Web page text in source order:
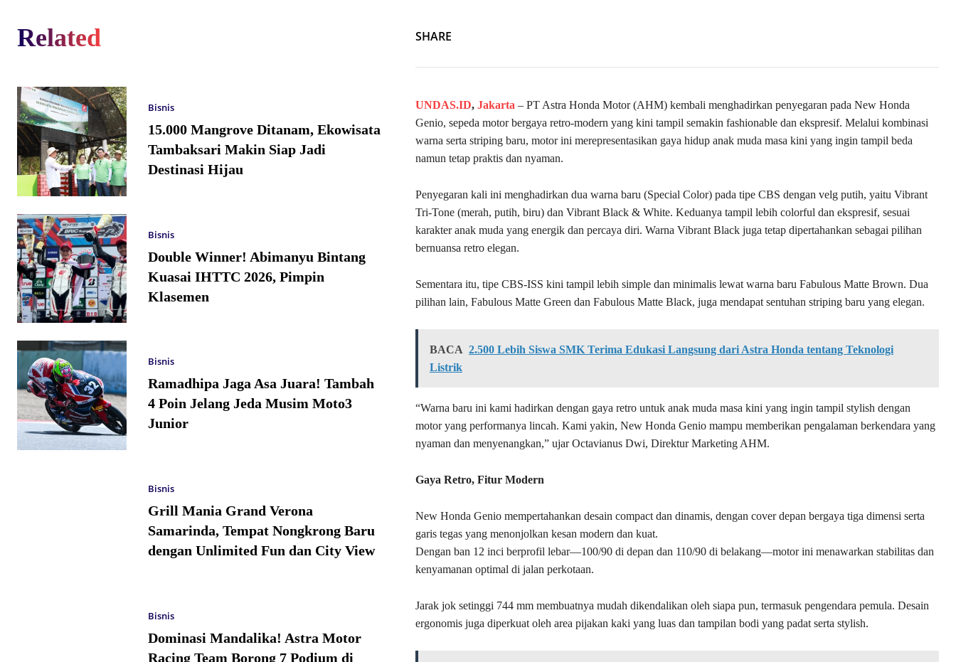
Related
Bisnis
15.000 Mangrove Ditanam, Ekowisata
Tambaksari Makin Siap Jadi
Destinasi Hijau
Bisnis
Double Winner! Abimanyu Bintang
Kuasai IHTTC 2026, Pimpin
Klasemen
Bisnis
Ramadhipa Jaga Asa Juara! Tambah
4 Poin Jelang Jeda Musim Moto3
Junior
Bisnis
Grill Mania Grand Verona
Samarinda, Tempat Nongkrong Baru
dengan Unlimited Fun dan City View
Bisnis
Dominasi Mandalika! Astra Motor
Racing Team Borong 7 Podium di
SHARE
UNDAS.ID, Jakarta – PT Astra Honda Motor (AHM) kembali menghadirkan penyegaran pada New Honda
Genio, sepeda motor bergaya retro-modern yang kini tampil semakin fashionable dan ekspresif. Melalui kombinasi
warna serta striping baru, motor ini merepresentasikan gaya hidup anak muda masa kini yang ingin tampil beda
namun tetap praktis dan nyaman.
Penyegaran kali ini menghadirkan dua warna baru (Special Color) pada tipe CBS dengan velg putih, yaitu Vibrant
Tri-Tone (merah, putih, biru) dan Vibrant Black & White. Keduanya tampil lebih colorful dan ekspresif, sesuai
karakter anak muda yang energik dan percaya diri. Warna Vibrant Black juga tetap dipertahankan sebagai pilihan
bernuansa retro elegan.
Sementara itu, tipe CBS-ISS kini tampil lebih simple dan minimalis lewat warna baru Fabulous Matte Brown. Dua
pilihan lain, Fabulous Matte Green dan Fabulous Matte Black, juga mendapat sentuhan striping baru yang elegan.
BACA 2.500 Lebih Siswa SMK Terima Edukasi Langsung dari Astra Honda tentang Teknologi
Listrik
“Warna baru ini kami hadirkan dengan gaya retro untuk anak muda masa kini yang ingin tampil stylish dengan
motor yang performanya lincah. Kami yakin, New Honda Genio mampu memberikan pengalaman berkendara yang
nyaman dan menyenangkan,” ujar Octavianus Dwi, Direktur Marketing AHM.
Gaya Retro, Fitur Modern
New Honda Genio mempertahankan desain compact dan dinamis, dengan cover depan bergaya tiga dimensi serta
garis tegas yang menonjolkan kesan modern dan kuat.
Dengan ban 12 inci berprofil lebar—100/90 di depan dan 110/90 di belakang—motor ini menawarkan stabilitas dan
kenyamanan optimal di jalan perkotaan.
Jarak jok setinggi 744 mm membuatnya mudah dikendalikan oleh siapa pun, termasuk pengendara pemula. Desain
ergonomis juga diperkuat oleh area pijakan kaki yang luas dan tampilan bodi yang padat serta stylish.